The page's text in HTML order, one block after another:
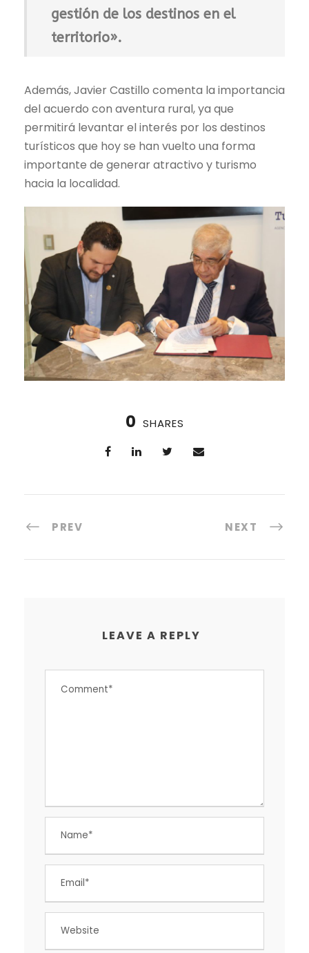
gestión de los destinos en el
territorio».
Además, Javier Castillo comenta la importancia
del acuerdo con aventura rural, ya que
permitirá levantar el interés por los destinos
turísticos que hoy se han vuelto una forma
importante de generar atractivo y turismo
hacia la localidad.
0 SHARES
PREV NEXT
LEAVE A REPLY